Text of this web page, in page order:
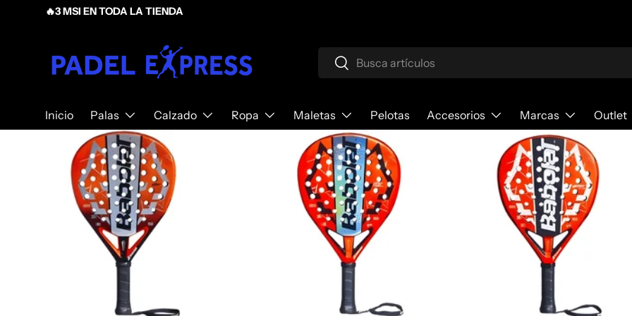
🔥3 MSI EN TODA LA TIENDA
Buscar
Buscar
Inicio Palas Calzado Ropa Maletas Pelotas Accesorios Marcas Outlet